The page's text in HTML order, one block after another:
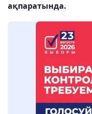
ақпаратында.